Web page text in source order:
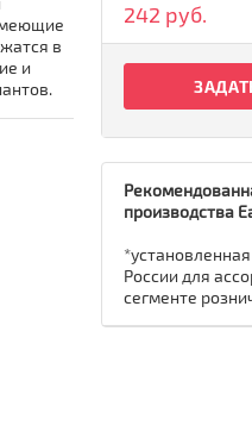
в
и
242 руб.
производства
России для
сегменте